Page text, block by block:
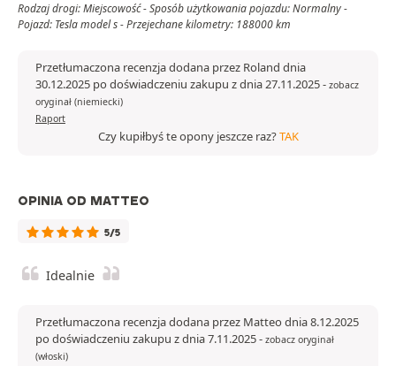
Rodzaj drogi: Miejscowość - Sposób użytkowania pojazdu: Normalny -
Pojazd: Tesla model s - Przejechane kilometry: 188000 km
Przetłumaczona recenzja dodana przez Roland dnia
30.12.2025 po doświadczeniu zakupu z dnia 27.11.2025- zobacz
oryginał (niemiecki)
Raport
Czy kupiłbyś te opony jeszcze raz?TAK
OPINIA OD MATTEO
5/5
Idealnie
Przetłumaczona recenzja dodana przez Matteo dnia 8.12.2025
po doświadczeniu zakupu z dnia 7.11.2025- zobacz oryginał
(włoski)